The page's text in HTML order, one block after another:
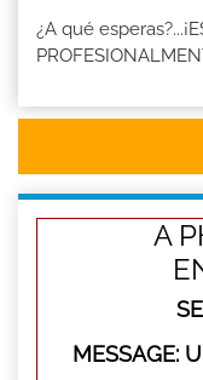
¿A qué
A
MESSAGE: